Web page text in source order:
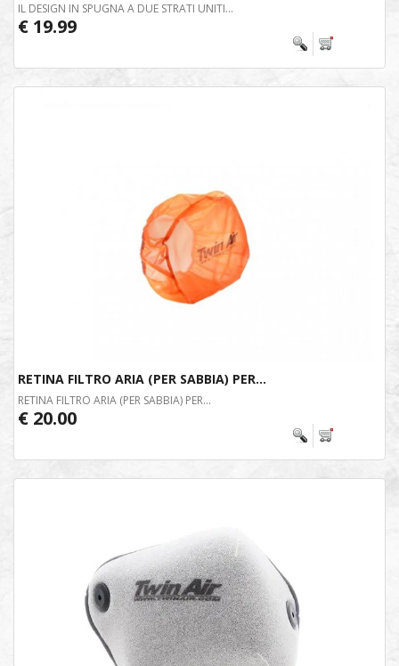
IL DESIGN IN SPUGNA A DUE STRATI UNITI...
€ 19.99
RETINA FILTRO ARIA (PER SABBIA) PER...
RETINA FILTRO ARIA (PER SABBIA) PER...
€ 20.00